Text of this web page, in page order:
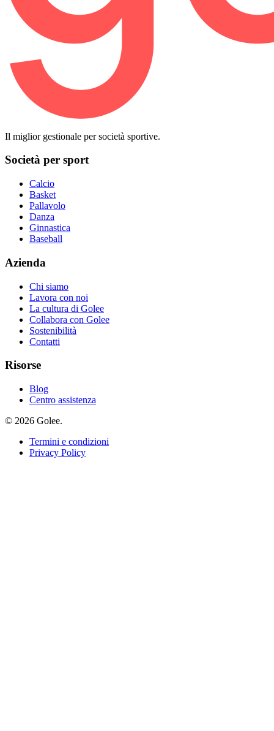
Il miglior gestionale per società sportive.
Società per sport
Calcio
Basket
Pallavolo
Danza
Ginnastica
Baseball
Azienda
Chi siamo
Lavora con noi
La cultura di Golee
Collabora con Golee
Sostenibilità
Contatti
Risorse
Blog
Centro assistenza
© 2026 Golee.
Termini e condizioni
Privacy Policy